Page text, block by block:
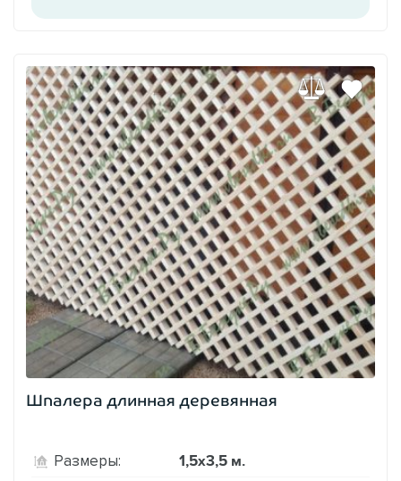
Шпалера длинная деревянная
Размеры: 1,5х3,5 м.